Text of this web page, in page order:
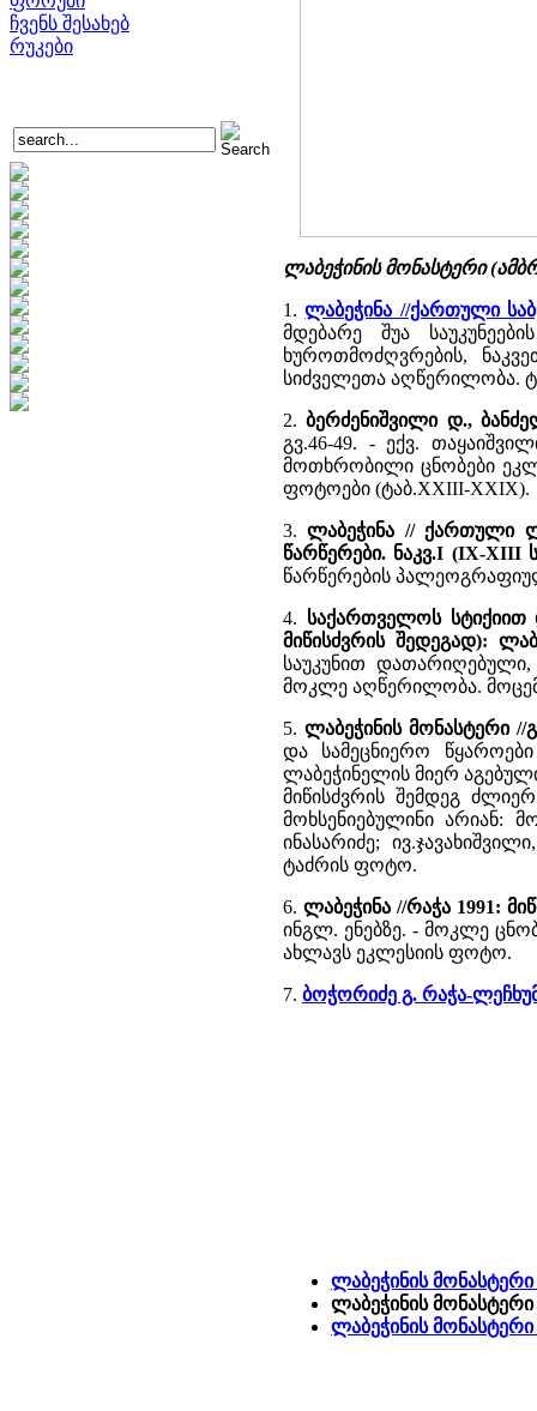
ჩვენს შესახებ
რუკები
ლაბეჭინის მონასტერი
1.ლაბეჭინა //ქართული
მდებარე შუა
ხუროთმოძღვრების,
სიძველეთა აღწერილობა.
2.ბერძენიშვილი დ.,
გვ.46-49. - ექვ.
მოთხრობილი ცნობები
ფოტოები (ტაბ.XXIII-XXIX).
3.ლაბეჭინა // ქართული
წარწერები. ნაკვ.I (IX-XIII
წარწერების
4. საქართველოს სტიქიით
მიწისძვრის შედეგად):
საუკუნით
მოკლე აღწერილობა.
5. ლაბეჭინის მონასტერი //
და სამეცნიერო
ლაბეჭინელის მიერ
მიწისძვრის შემდეგ
მოხსენიებულინი არიან:
ინასარიძე;
ტაძრის ფოტო.
6. ლაბეჭინა //რაჭა 1991:
ინგლ. ენებზე. - მოკლე
ახლავს ეკლესიის ფოტო.
7. ბოჭორიძე გ. რაჭა-
ლაბეჭინის
ლაბეჭინის
ლაბეჭინის